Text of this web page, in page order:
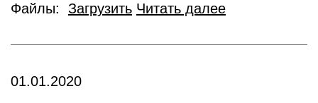
Файлы: Загрузить Читать далее
01.01.2020